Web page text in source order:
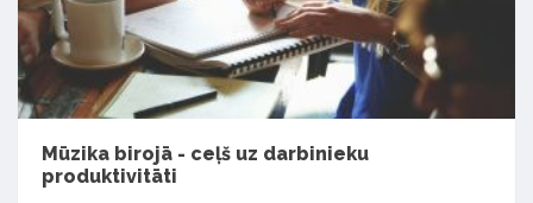
Mūzika birojā - ceļš uz darbinieku
produktivitāti